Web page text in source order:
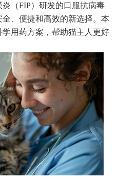
（FIP）研发的口服抗病毒
、便捷和高效的新选择。本
用药方案，帮助猫主人更好